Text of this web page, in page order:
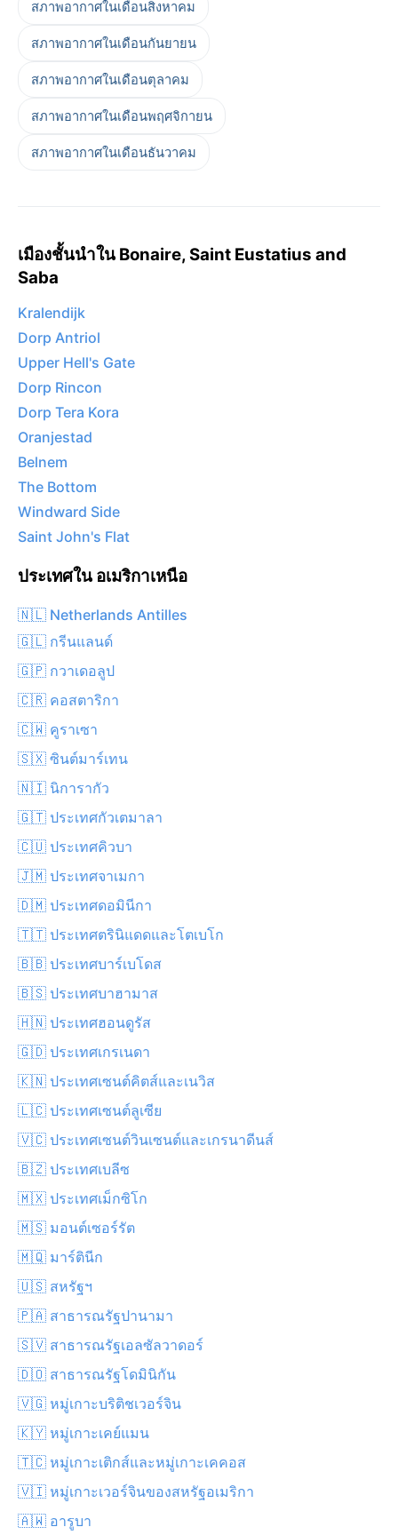
สภาพอากาศในเดือนสิงหาคม
สภาพอากาศในเดือนกันยายน
สภาพอากาศในเดือนตุลาคม
สภาพอากาศในเดือนพฤศจิกายน
สภาพอากาศในเดือนธันวาคม
เมืองชั้นนำใน Bonaire, Saint Eustatius and
Saba
Kralendijk
Dorp Antriol
Upper Hell's Gate
Dorp Rincon
Dorp Tera Kora
Oranjestad
Belnem
The Bottom
Windward Side
Saint John's Flat
ประเทศใน อเมริกาเหนือ
🇳🇱 Netherlands Antilles
🇬🇱 กรีนแลนด์
🇬🇵 กวาเดอลูป
🇨🇷 คอสตาริกา
🇨🇼 คูราเซา
🇸🇽 ซินต์มาร์เทน
🇳🇮 นิการากัว
🇬🇹 ประเทศกัวเตมาลา
🇨🇺 ประเทศคิวบา
🇯🇲 ประเทศจาเมกา
🇩🇲 ประเทศดอมินีกา
🇹🇹 ประเทศตรินิแดดและโตเบโก
🇧🇧 ประเทศบาร์เบโดส
🇧🇸 ประเทศบาฮามาส
🇭🇳 ประเทศฮอนดูรัส
🇬🇩 ประเทศเกรเนดา
🇰🇳 ประเทศเซนต์คิตส์และเนวิส
🇱🇨 ประเทศเซนต์ลูเซีย
🇻🇨 ประเทศเซนต์วินเซนต์และเกรนาดีนส์
🇧🇿 ประเทศเบลีซ
🇲🇽 ประเทศเม็กซิโก
🇲🇸 มอนต์เซอร์รัต
🇲🇶 มาร์ตินีก
🇺🇸 สหรัฐฯ
🇵🇦 สาธารณรัฐปานามา
🇸🇻 สาธารณรัฐเอลซัลวาดอร์
🇩🇴 สาธารณรัฐโดมินิกัน
🇻🇬 หมู่เกาะบริติชเวอร์จิน
🇰🇾 หมู่เกาะเคย์แมน
🇹🇨 หมู่เกาะเติกส์และหมู่เกาะเคคอส
🇻🇮 หมู่เกาะเวอร์จินของสหรัฐอเมริกา
🇦🇼 อารูบา